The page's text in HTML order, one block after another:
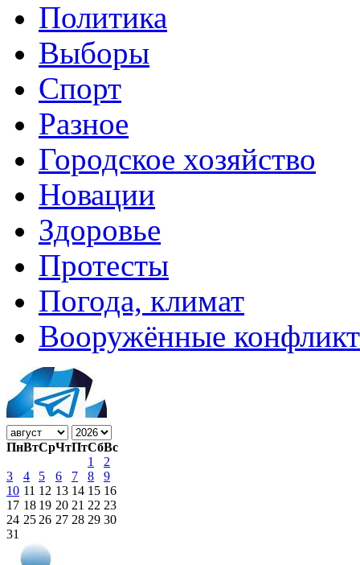
Политика
Выборы
Спорт
Разное
Городское хозяйство
Новации
Здоровье
Протесты
Погода, климат
Вооружённые
ПнВтСрЧтПтСбВс
1
2
3
4 5 6 7 8
9
10 11 12 13 14 15 16
17 18 19 20 21 22 23
24 25 26 27 28 29 30
31